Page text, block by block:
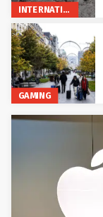
INTERNATIONAL
GAMING